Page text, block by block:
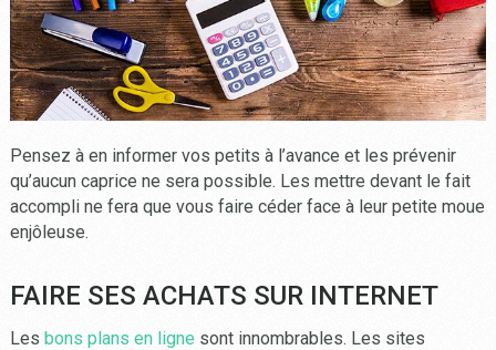
Pensez à en informer vos petits à l’avance et les prévenir
qu’aucun caprice ne sera possible. Les mettre devant le fait
accompli ne fera que vous faire céder face à leur petite moue
enjôleuse.
FAIRE SES ACHATS SUR INTERNET
Les bons plans en lignesont innombrables. Les sites